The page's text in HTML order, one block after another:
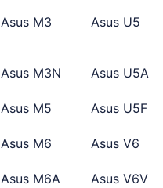
Asus M3 Asus U5
Asus M3N Asus U5A
Asus M5 Asus U5F
Asus M6 Asus V6
Asus M6A Asus V6V